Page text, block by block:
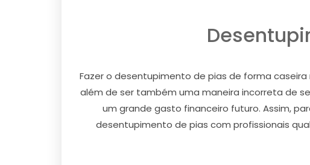
Fazer o desentupimento de pias de forma
além de ser também uma maneira incorreta de
um grande gasto financeiro futuro. Assim,
desentupimento de pias com profissionais